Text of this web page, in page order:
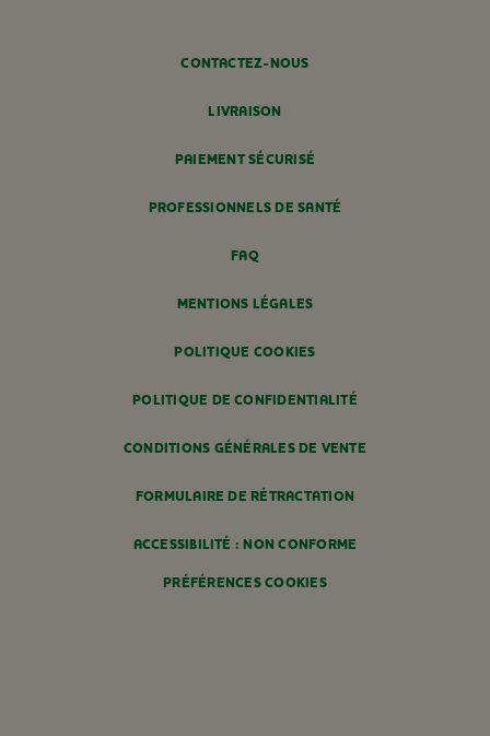
CONTACTEZ-NOUS
LIVRAISON
PAIEMENT SÉCURISÉ
PROFESSIONNELS DE SANTÉ
FAQ
MENTIONS LÉGALES
POLITIQUE COOKIES
POLITIQUE DE CONFIDENTIALITÉ
CONDITIONS GÉNÉRALES DE VENTE
FORMULAIRE DE RÉTRACTATION
ACCESSIBILITÉ : NON CONFORME
PRÉFÉRENCES COOKIES